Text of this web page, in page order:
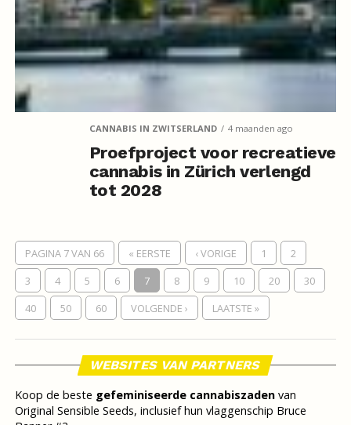
CANNABIS IN ZWITSERLAND 4 maanden ago
Proefproject voor recreatieve
cannabis in Zürich verlengd
tot 2028
PAGINA 7 VAN 66 « EERSTE ‹ VORIGE 1
2
3
4 5 6 7 8 9 10 20
30
40
50 60 VOLGENDE › LAATSTE »
WEBSITES VAN PARTNERS
Koop de beste gefeminiseerde cannabiszadenvan
Original Sensible Seeds, inclusief hun vlaggenschip Bruce